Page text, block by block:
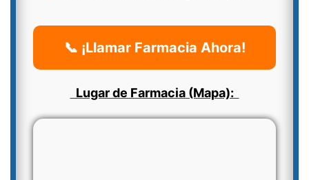
📞 ¡Llamar Farmacia Ahora!
Lugar de Farmacia (Mapa):